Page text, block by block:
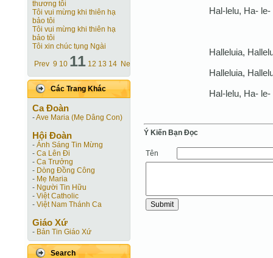
thương tôi
Tôi vui mừng khi thiên hạ
bảo tôi
Tôi vui mừng khi thiên hạ
bảo tôi
Tôi xin chúc tụng Ngài
Prev 9 10 11 12 13 14 Next
Các Trang Khác
Ca Ðoàn
-Ave Maria (Mẹ Dâng Con)
Hội Ðoàn
- Ánh Sáng Tin Mừng
- Ca Lên Đi
- Ca Trưởng
- Dòng Đồng Công
- Mẹ Maria
- Người Tin Hữu
- Việt Catholic
- Việt Nam Thánh Ca
Giáo Xứ
- Bản Tin Giáo Xứ
Search
Hal-lelu, Ha- le-
Halleluia,
Halleluia,
Hal-lelu, Ha- le-
Ý Kiến Bạn Ðọc
Tên